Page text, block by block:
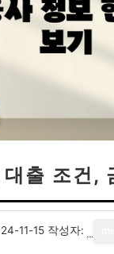
출 조건,
11-15 작성자: